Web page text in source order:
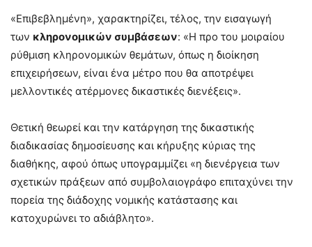
«Επιβεβλημένη», χαρακτηρίζει, τέλος, την εισαγωγή
των κληρονομικών συμβάσεων: «Η προ του μοιραίου
ρύθμιση κληρονομικών θεμάτων, όπως η διοίκηση
επιχειρήσεων, είναι ένα μέτρο που θα αποτρέψει
μελλοντικές ατέρμονες δικαστικές διενέξεις».
Θετική θεωρεί και την κατάργηση της δικαστικής
διαδικασίας δημοσίευσης και κήρυξης κύριας της
διαθήκης, αφού όπως υπογραμμίζει «η διενέργεια των
σχετικών πράξεων από συμβολαιογράφο επιταχύνει την
πορεία της διάδοχης νομικής κατάστασης και
κατοχυρώνει το αδιάβλητο».